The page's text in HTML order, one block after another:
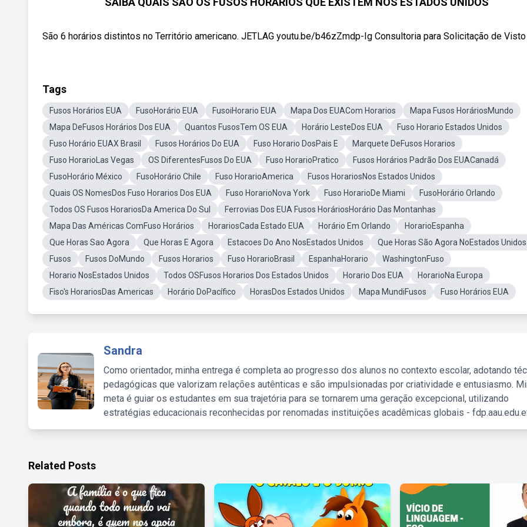
São 6 horários distintos no Território americano. JETLAG youtu.be/b46zZmdp-Ig Consultoria para Solicitação de Visto
Tags
Fusos Horários EUA FusoHorário EUA FusoiHorario EUA Mapa Dos EUACom Horarios
Mapa Fusos HoráriosMundo
Mapa DeFusos Horários Dos EUA
Quantos FusosTem OS EUA Horário LesteDos EUA
Fuso Horario Estados Unidos
Fuso Horário EUAX Brasil
Fusos Horários Do EUA Fuso Horario DosPais E
Marquete DeFusos Horarios
Fuso HorarioLas Vegas
OS DiferentesFusos Do EUA Fuso HorarioPratico
Fusos Horários Padrão Dos EUACanadá
FusoHorário México
FusoHorário Chile Fuso HorarioAmerica
Fusos HorariosNos Estados Unidos
Quais OS NomesDos Fuso Horarios Dos EUA
Fuso HorarioNova York Fuso HorarioDe Miami
FusoHorário Orlando
Todos OS Fusos HorariosDa America Do Sul
Ferrovias Dos EUA Fusos HoráriosHorário Das Montanhas
Mapa Das Américas ComFuso Horários
HorariosCada Estado EUA Horário Em Orlando
HorarioEspanha
Que Horas Sao Agora
Que Horas E Agora Estacoes Do Ano NosEstados Unidos
Que Horas São Agora NoEstados Unidos
Fusos
Fusos DoMundo Fusos Horarios Fuso HorarioBrasil EspanhaHorario
WashingtonFuso
Horario NosEstados Unidos
Todos OSFusos Horarios Dos Estados Unidos Horario Dos EUA
HorarioNa Europa
Fiso's HorariosDas Americas
Horário DoPacífico HorasDos Estados Unidos Mapa MundiFusos Fuso Horários EUA
Sandra
Como orientador, minha entrega é completa ao progresso dos alunos no contexto escolar, adotando
pedagógicas que valorizam relações autênticas e são impulsionadas por criatividade e entusiasmo.
meta é guiar os estudantes em sua trajetória para se tornarem uma geração excepcional, utilizando
estratégias educacionais reconhecidas por renomadas instituições acadêmicas globais -
Related Posts